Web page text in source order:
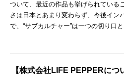
ついて、最近の作品も挙げられている
さは日本とあまり変わらず、今後イン
で、“サブカルチャー”は一つの切り口
【株式会社LIFE PEPPERにつ